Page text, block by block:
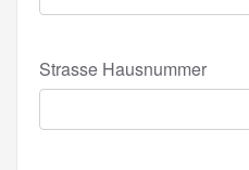
Strasse Hausnummer